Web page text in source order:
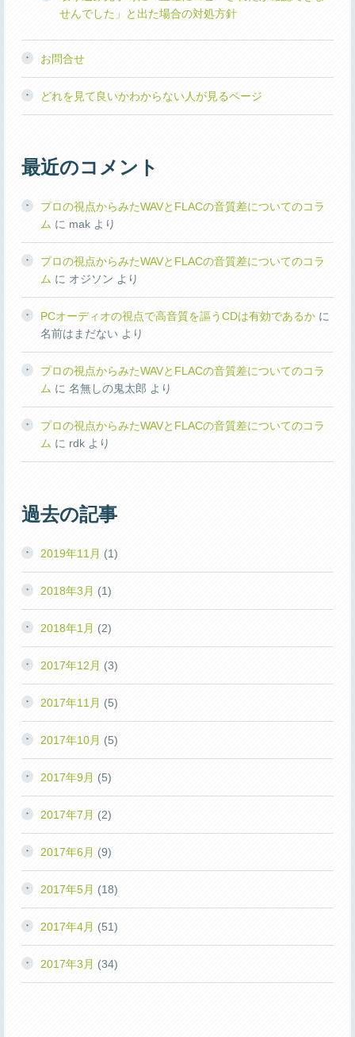
せんでした」と出た場合の対処方針
お問合せ
どれを見て良いかわからない人が見るページ
最近のコメント
プロの視点からみたWAVとFLACの音質差についてのコラ
ム に makより
プロの視点からみたWAVとFLACの音質差についてのコラ
ム に オジソン より
PCオーディオの視点で高音質を謳うCDは有効であるかに
名前はまだない より
プロの視点からみたWAVとFLACの音質差についてのコラ
ム に 名無しの鬼太郎 より
プロの視点からみたWAVとFLACの音質差についてのコラ
ム に rdkより
過去の記事
2019年11月 (1)
2018年3月 (1)
2018年1月 (2)
2017年12月 (3)
2017年11月 (5)
2017年10月 (5)
2017年9月 (5)
2017年7月 (2)
2017年6月 (9)
2017年5月 (18)
2017年4月 (51)
2017年3月 (34)